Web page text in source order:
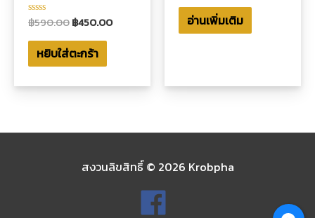
ให้
0
ตั้งแต่
5
฿590.00฿450.00
หยิบใส่ตะกร้า
ให้
คะแนน
ตั้งแต่
อ่านเพิ่มเติม
สงวนลิขสิทธิ์ © 2026 Krobpha